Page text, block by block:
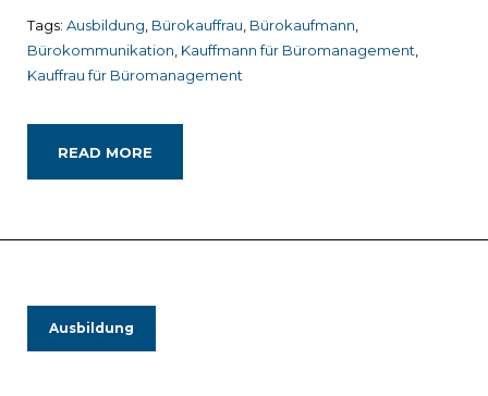
Tags: Ausbildung Bürokauffrau Bürokaufmann
Bürokommunikation Kauffmann für Büromanagement
Kauffrau für Büromanagement
READ MORE
Ausbildung